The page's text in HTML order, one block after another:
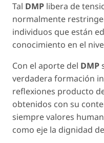
Tal DMP libera de
normalmente
individuos que están
conocimiento en el
Con el aporte del DMP
verdadera formación
reflexiones producto
obtenidos con su
siempre valores
como eje la dignidad